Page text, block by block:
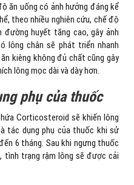
ăn uống có ảnh hưởng đáng kể
theo nhiều nghiên cứu, chế độ
huyết tăng cao, gây ảnh
lông chân sẽ phát triển nhanh
kiêng không đủ chất cũng gây
lông mọc dài và dày hơn.
phụ của thuốc
Corticosteroid sẽ khiến lông
tác dụng phụ của thuốc khi sử
6 tháng. Sau khi ngưng thuốc
tình trạng rậm lông sẽ được cải